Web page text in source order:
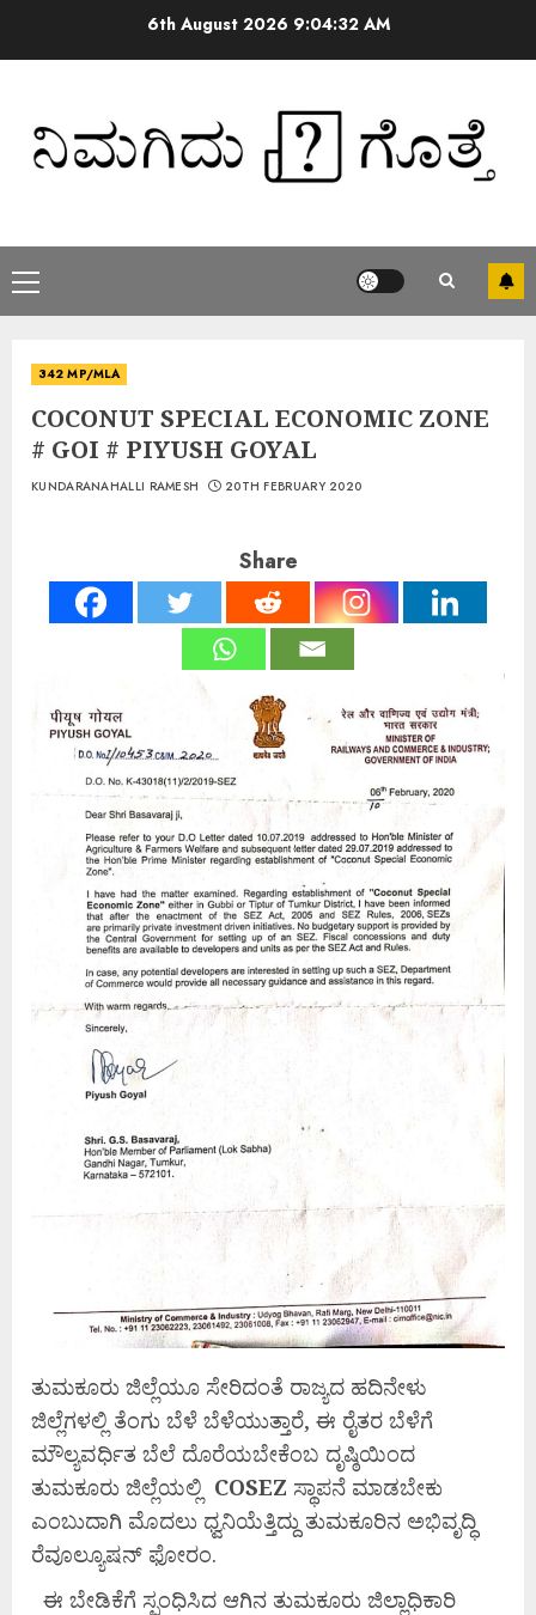
6th August 2026 9:04:32 AM
342 MP/MLA
COCONUT SPECIAL ECONOMIC ZONE
# GOI # PIYUSH GOYAL
KUNDARANAHALLI RAMESH 20TH FEBRUARY 2020
Share
ತುಮಕೂರು ಜಿಲ್ಲೆಯೂ ಸೇರಿದಂತೆ ರಾಜ್ಯದ ಹದಿನೇಳು
ಜಿಲ್ಲೆಗಳಲ್ಲಿ ತೆಂಗು ಬೆಳೆ ಬೆಳೆಯುತ್ತಾರೆ, ಈ ರೈತರ ಬೆಳೆಗೆ
ಮೌಲ್ಯವರ್ಧಿತ ಬೆಲೆ ದೊರೆಯಬೇಕೆಂಬ ದೃಷ್ಠಿಯಿಂದ
ತುಮಕೂರು ಜಿಲ್ಲೆಯಲ್ಲಿ COSEZ ಸ್ಥಾಪನೆ ಮಾಡಬೇಕು
ಎಂಬುದಾಗಿ ಮೊದಲು ಧ್ವನಿಯೆತ್ತಿದ್ದು ತುಮಕೂರಿನ ಅಭಿವೃದ್ಧಿ
ರೆವೂಲ್ಯೂಷನ್ ಫೋರಂ.
ಈ ಬೇಡಿಕೆಗೆ ಸ್ಪಂಧಿಸಿದ ಆಗಿನ ತುಮಕೂರು ಜಿಲ್ಲಾಧಿಕಾರಿ